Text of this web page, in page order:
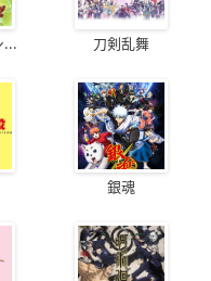
... 刀剣乱舞
銀魂